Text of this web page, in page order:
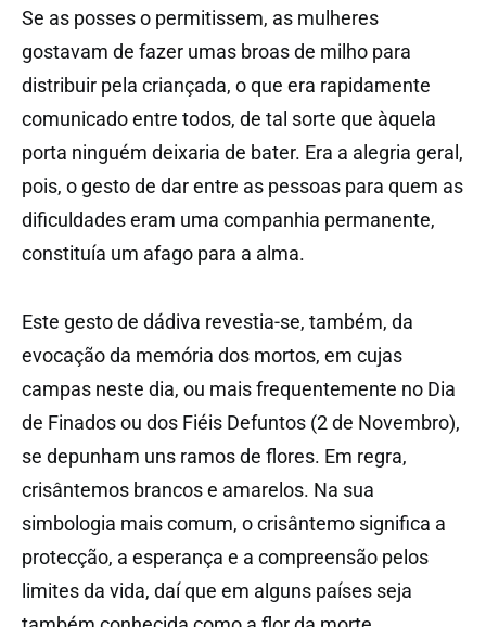
Se as posses o permitissem, as mulheres
gostavam de fazer umas broas de milho para
distribuir pela criançada, o que era rapidamente
comunicado entre todos, de tal sorte que àquela
porta ninguém deixaria de bater. Era a alegria geral,
pois, o gesto de dar entre as pessoas para quem as
dificuldades eram uma companhia permanente,
constituía um afago para a alma.
Este gesto de dádiva revestia-se, também, da
evocação da memória dos mortos, em cujas
campas neste dia, ou mais frequentemente no Dia
de Finados ou dos Fiéis Defuntos (2 de Novembro),
se depunham uns ramos de flores. Em regra,
crisântemos brancos e amarelos. Na sua
simbologia mais comum, o crisântemo significa a
protecção, a esperança e a compreensão pelos
limites da vida, daí que em alguns países seja